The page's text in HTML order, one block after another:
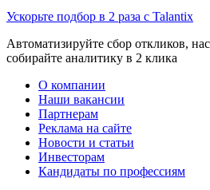
Ускорьте подбор в 2 раза с Talantix
Автоматизируйте сбор откликов,
собирайте аналитику в 2 клика
О компании
Наши вакансии
Партнерам
Реклама на сайте
Новости и статьи
Инвесторам
Кандидаты по профессиям